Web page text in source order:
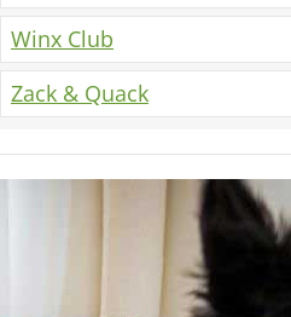
Winx Club
Zack & Quack